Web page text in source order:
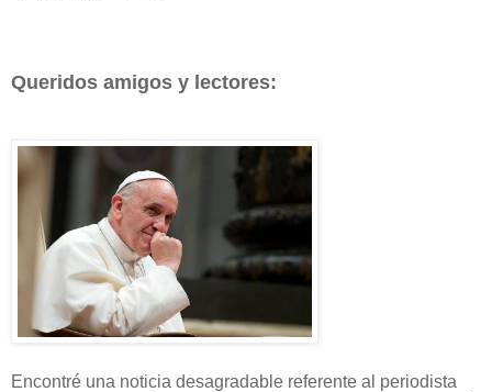
Queridos amigos y lectores:
Encontré una noticia desagradable referente al periodista